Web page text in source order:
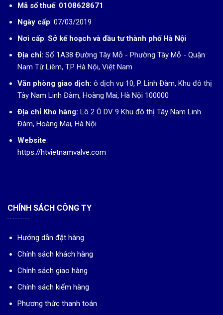
Mã số thuế: 0108628671
Ngày cấp: 07/03/2019
Nơi cấp: Sở kế hoạch và đầu tư thành phố Hà Nội
Địa chỉ: Số 1A38 Đường Tây Mỗ - Phường Tây Mỗ - Quận
Nam Từ Liêm, T.P Hà Nội, Việt Nam
Văn phòng giao dịch: ô dịch vụ 10, P. Linh Đàm, Khu đô thị
Tây Nam Linh Đàm, Hoàng Mai, Hà Nội 100000
Địa chỉ Kho hàng: Lô 2 Ô DV 9 Khu đô thị Tây Nam Linh
Đàm, Hoàng Mai, Hà Nội
Website:
https://htvietnamvalve.com
CHÍNH SÁCH CÔNG TY
Hướng dẫn đặt hàng
Chính sách khách hàng
Chính sách giao hàng
Chính sách kiểm hàng
Phương thức thanh toán